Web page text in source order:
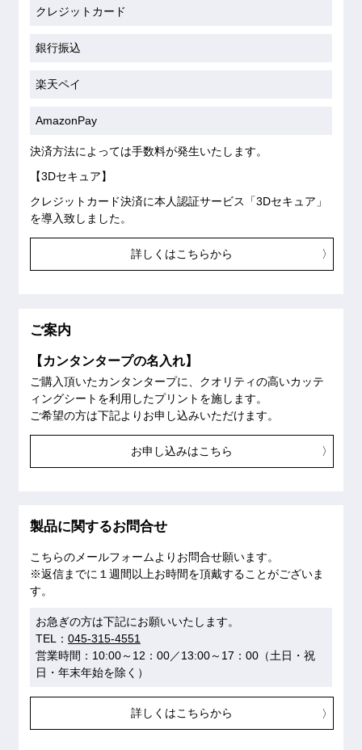
クレジットカード
銀行振込
楽天ペイ
AmazonPay
決済方法によっては手数料が発生いたします。
【3Dセキュア】
クレジットカード決済に本人認証サービス「3Dセキュア」
を導入致しました。
詳しくはこちらから
ご案内
【カンタンタープの名入れ】
ご購入頂いたカンタンタープに、クオリティの高いカッテ
ィングシートを利用したプリントを施します。
ご希望の方は下記よりお申し込みいただけます。
お申し込みはこちら
製品に関するお問合せ
こちらのメールフォームよりお問合せ願います。
※返信までに１週間以上お時間を頂戴することがございま
す。
お急ぎの方は下記にお願いいたします。
TEL： 045-315-4551
営業時間：10:00～12：00／13:00～17：00（土日・祝
日・年末年始を除く）
詳しくはこちらから